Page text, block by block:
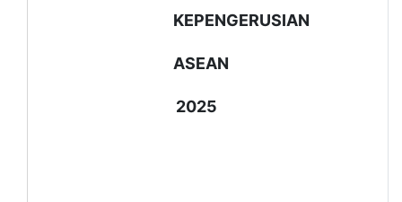
KEPENGERUSIAN
ASEAN
2025